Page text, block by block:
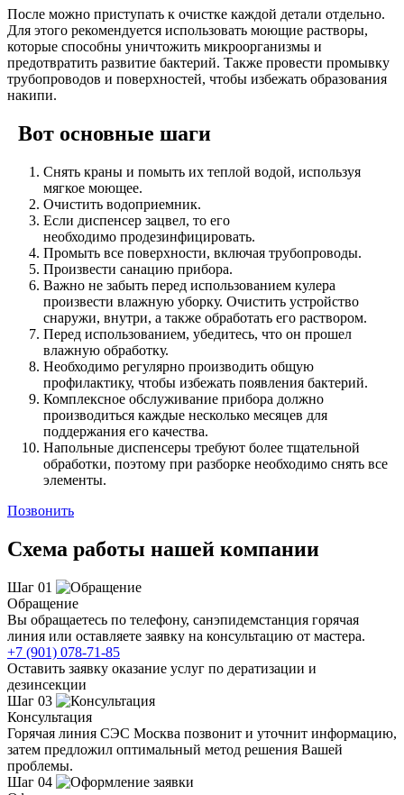
После можно приступать к очистке каждой детали отдельно.
Для этого рекомендуется использовать моющие растворы,
которые способны уничтожить микроорганизмы и
предотвратить развитие бактерий. Также провести промывку
трубопроводов и поверхностей, чтобы избежать образования
накипи.
Вот основные шаги
Снять краны и помыть их теплой водой, используя
мягкое моющее.
Очистить водоприемник.
Если диспенсер зацвел, то его
необходимо продезинфицировать.
Промыть все поверхности, включая трубопроводы.
Произвести санацию прибора.
Важно не забыть перед использованием кулера
произвести влажную уборку. Очистить устройство
снаружи, внутри, а также обработать его раствором.
Перед использованием, убедитесь, что он прошел
влажную обработку.
Необходимо регулярно производить общую
профилактику, чтобы избежать появления бактерий.
Комплексное обслуживание прибора должно
производиться каждые несколько месяцев для
поддержания его качества.
Напольные диспенсеры требуют более тщательной
обработки, поэтому при разборке необходимо снять все
элементы.
Позвонить
Схема работы нашей компании
Шаг 01
Обращение
Вы обращаетесь по телефону, санэпидемстанция горячая
линия или оставляете заявку на консультацию от мастера.
+7 (901) 078-71-85
Оставить заявку оказание услуг по дератизации и
дезинсекции
Шаг 03
Консультация
Горячая линия СЭС Москва позвонит и уточнит информацию,
затем предложил оптимальный метод решения Вашей
проблемы.
Шаг 04